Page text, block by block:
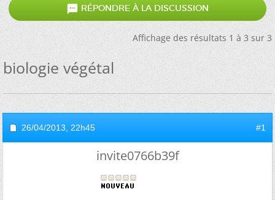
 RÉPONDRE À LA DISCUSSION
Affichage des résultats 1 à 3 sur 3
biologie végétal
26/04/2013, 22h45 #1
invite0766b39f